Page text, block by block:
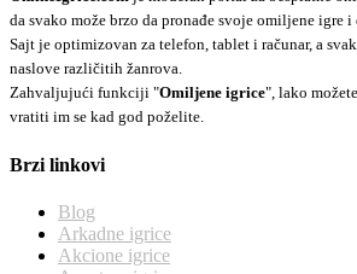
da svako može brzo da pronađe svoje omiljene igre
Sajt je optimizovan za telefon, tablet i računar, a
naslove različitih žanrova.
Zahvaljujući funkciji "Omiljene igrice", lako
vratiti im se kad god poželite.
Brzi linkovi
Blog
Arkadne igrice
Akcione igrice